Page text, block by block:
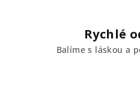
Rychlé
Balíme s láskou a